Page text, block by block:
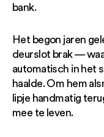
bank.
Het begon jaren
deurslot brak —
automatisch in het
haalde. Om hem
lipje handmatig
mee te leven.